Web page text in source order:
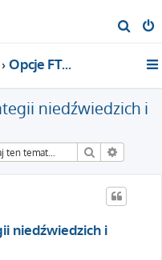
z
a
Opcje FTW!
niedźwiedzich i
Szukaj
niedźwiedzich i